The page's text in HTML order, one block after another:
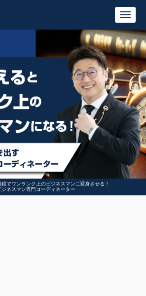
でワンランク上のビジネスマンに変身させる！
ジネスマン専門コーディネーター